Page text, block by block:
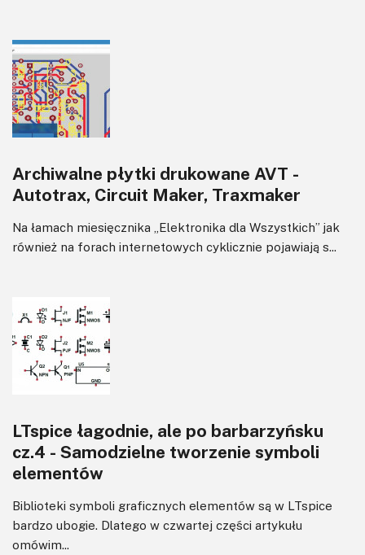
Archiwalne płytki drukowane AVT -
Autotrax, Circuit Maker, Traxmaker
Na łamach miesięcznika „Elektronika dla Wszystkich” jak
również na forach internetowych cyklicznie pojawiają s...
LTspice łagodnie, ale po barbarzyńsku
cz.4 - Samodzielne tworzenie symboli
elementów
Biblioteki symboli graficznych elementów są w LTspice
bardzo ubogie. Dlatego w czwartej części artykułu
omówim...